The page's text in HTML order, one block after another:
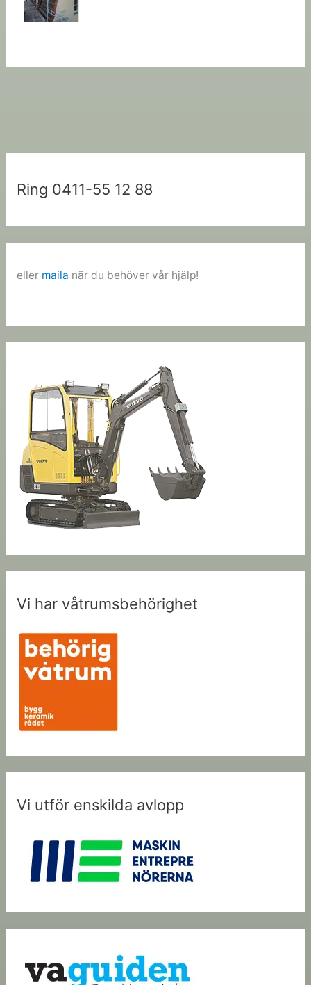
Ring 0411-55 12 88
eller maila när du behöver vår hjälp!
Vi har våtrumsbehörighet
Vi utför enskilda avlopp